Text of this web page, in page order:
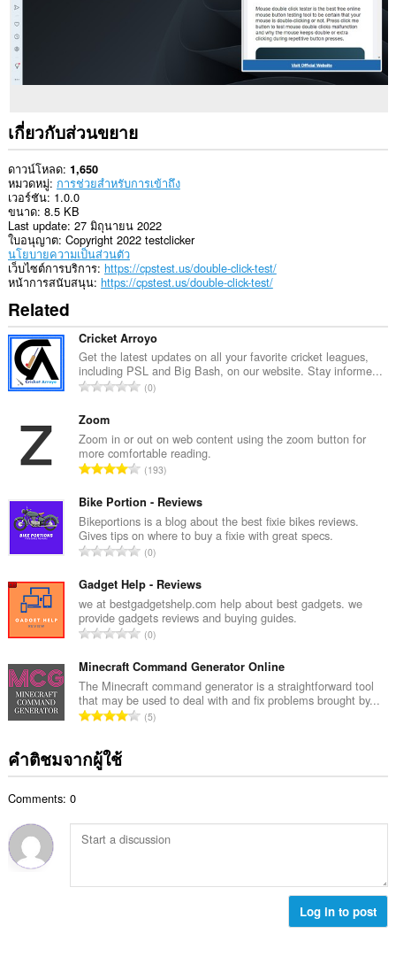
เกี่ยวกับส่วนขยาย
ดาวน์โหลด 1,650
หมวดหมู่ การช่วยสำหรับการเข้าถึง
เวอร์ชัน 1.0.0
ขนาด 8.5 KB
Last update 27 มิถุนายน 2022
ใบอนุญาต Copyright 2022 testclicker
นโยบายความเป็นส่วนตัว
เว็บไซต์การบริการ https://cpstest.us/double-click-test/
หน้าการสนับสนุน https://cpstest.us/double-click-test/
Related
Cricket Arroyo
Get the latest updates on all your favorite cricket leagues,
including PSL and Big Bash, on our website. Stay informe...
จำ
น
ค
ะ
น
น
ร
ว
ม
ทั้
ง
ห
ด
:
0
Zoom
Zoom in or out on web content using the zoom button for
more comfortable reading.
จำ
ว
น
ค
ะ
น
น
ร
ว
ม
ทั้
ง
ห
193
Bike Portion - Reviews
Bikeportions is a blog about the best fixie bikes reviews.
Gives tips on where to buy a fixie with great specs.
จำ
ว
น
ค
ะ
น
น
ร
ว
ง
ด
0
Gadget Help - Reviews
we at bestgadgetshelp.com help about best gadgets. we
provide gadgets reviews and buying guides.
จำ
ว
น
ค
ะ
น
ม
ทั้
0
Minecraft Command Generator Online
The Minecraft command generator is a straightforward tool
that may be used to deal with and fix problems brought by...
จำ
แ
น
ว
5
คำติชมจากผู้ใช้
Comments: 0
Log in to post